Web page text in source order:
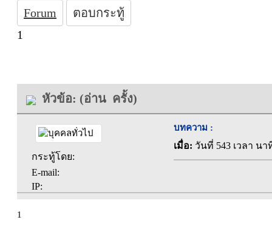
Forum
ตอบกระทู้
1
หัวข้อ: (อ่าน ครั้ง)
กระทู้โดย:
E-mail:
IP:
บทความ :
เมื่อ: วันที่ 543 เวลา นา
1